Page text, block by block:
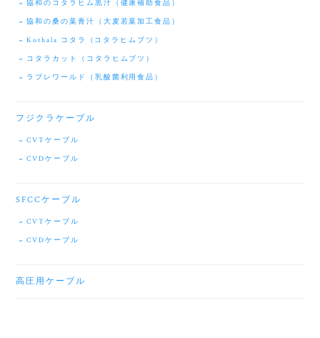
協和のコタラヒム黒汁（健康補助食品）
協和の桑の葉青汁（大麦若葉加工食品）
Kothala コタラ（コタラヒムブツ）
コタラカット（コタラヒムブツ）
ラブレワールド（乳酸菌利用食品）
フジクラケーブル
CVTケーブル
CVDケーブル
SFCCケーブル
CVTケーブル
CVDケーブル
高圧用ケーブル